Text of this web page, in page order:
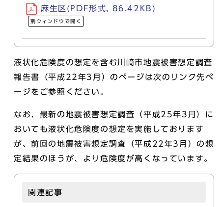
麻生区(PDF形式, 86.42KB)
別ウィンドウで開く
液状化危険度の想定を含む川崎市地震被害想定調査
報告書（平成22年3月）のページは次のリンク先ペ
ージをご参照ください。
なお、最新の地震被害想定調査（平成25年3月）に
おいても液状化危険度の想定を実施しております
が、前回の地震被害想定調査（平成22年3月）の想
定結果のほうが、より危険度が高くなっています。
関連記事